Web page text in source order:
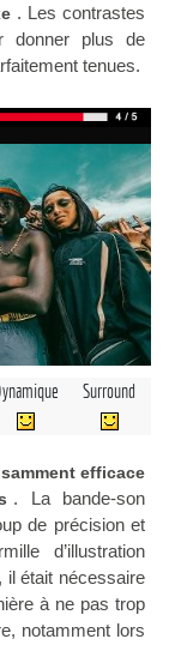
. Les contrastes
donner plus de
tenues.
Surround
efficace
. La bande-son
de précision et
d’illustration
il était nécessaire
à ne pas trop
notamment lors